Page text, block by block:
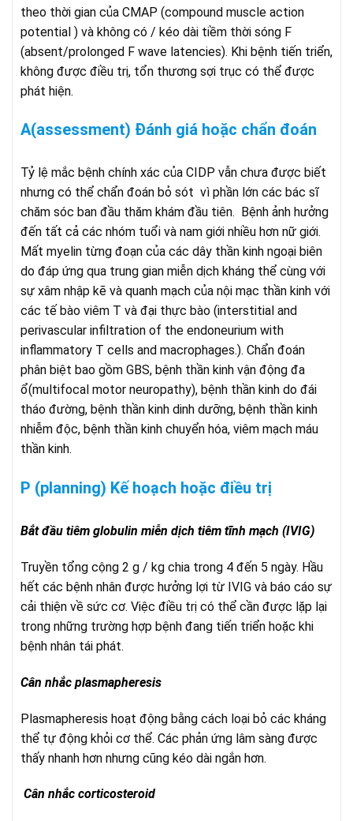
theo thời gian của CMAP (compound muscle action
potential ) và không có / kéo dài tiềm thời sóng F
(absent/prolonged F wave latencies). Khi bệnh tiến triển,
không được điều trị, tổn thương sợi trục có thể được
phát hiện.
A(assessment) Đánh giá hoặc chẩn đoán
Tỷ lệ mắc bệnh chính xác của CIDP vẫn chưa được biết
nhưng có thể chẩn đoán bỏ sót vì phần lớn các bác sĩ
chăm sóc ban đầu thăm khám đầu tiên. Bệnh ảnh hưởng
đến tất cả các nhóm tuổi và nam giới nhiều hơn nữ giới.
Mất myelin từng đoạn của các dây thần kinh ngoại biên
do đáp ứng qua trung gian miễn dịch kháng thể cùng với
sự xâm nhập kẽ và quanh mạch của nội mạc thần kinh với
các tế bào viêm T và đại thực bào (interstitial and
perivascular infiltration of the endoneurium with
inflammatory T cells and macrophages.). Chẩn đoán
phân biệt bao gồm GBS, bệnh thần kinh vận động đa
ổ(multifocal motor neuropathy), bệnh thần kinh do đái
tháo đường, bệnh thần kinh dinh dưỡng, bệnh thần kinh
nhiễm độc, bệnh thần kinh chuyển hóa, viêm mạch máu
thần kinh.
P (planning) Kế hoạch hoặc điều trị
Bắt đầu tiêm globulin miễn dịch tiêm tĩnh mạch (IVIG)
Truyền tổng cộng 2 g / kg chia trong 4 đến 5 ngày. Hầu
hết các bệnh nhân được hưởng lợi từ IVIG và báo cáo sự
cải thiện về sức cơ. Việc điều trị có thể cần được lặp lại
trong những trường hợp bệnh đang tiến triển hoặc khi
bệnh nhân tái phát.
Cân nhắc plasmapheresis
Plasmapheresis hoạt động bằng cách loại bỏ các kháng
thể tự động khỏi cơ thể. Các phản ứng lâm sàng được
thấy nhanh hơn nhưng cũng kéo dài ngắn hơn.
Cân nhắc corticosteroid